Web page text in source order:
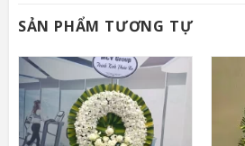
SẢN PHẨM TƯƠNG TỰ